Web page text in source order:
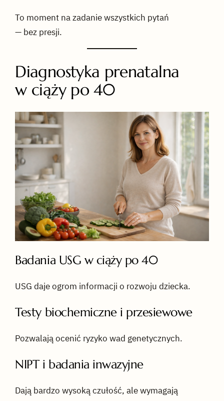
To moment na zadanie wszystkich pytań
— bez presji.
Diagnostyka prenatalna
w ciąży po 40
Badania USG w ciąży po 40
USG daje ogrom informacji o rozwoju dziecka.
Testy biochemiczne i przesiewowe
Pozwalają ocenić ryzyko wad genetycznych.
NIPT i badania inwazyjne
Dają bardzo wysoką czułość, ale wymagają